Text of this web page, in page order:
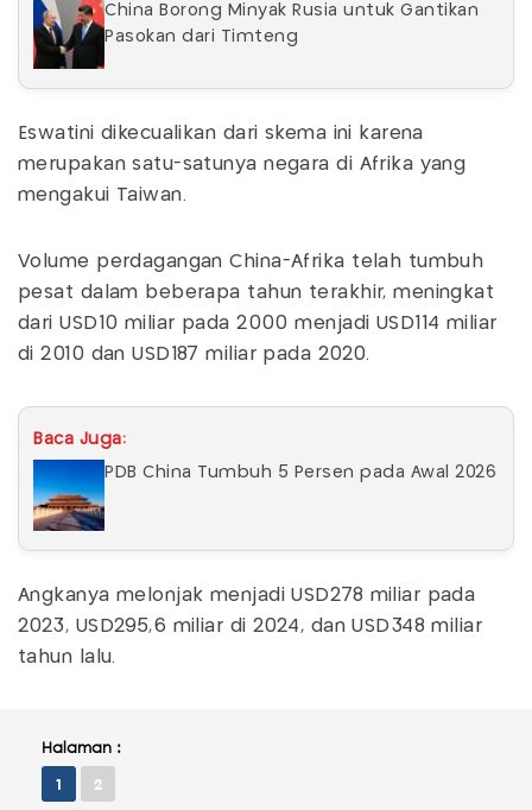
China Borong Minyak Rusia untuk Gantikan
Pasokan dari Timteng
Eswatini dikecualikan dari skema ini karena
merupakan satu-satunya negara di Afrika yang
mengakui Taiwan.
Volume perdagangan China-Afrika telah tumbuh
pesat dalam beberapa tahun terakhir, meningkat
dari USD10 miliar pada 2000 menjadi USD114 miliar
di 2010 dan USD187 miliar pada 2020.
Baca Juga:
PDB China Tumbuh 5 Persen pada Awal 2026
Angkanya melonjak menjadi USD278 miliar pada
2023, USD295,6 miliar di 2024, dan USD348 miliar
tahun lalu.
Halaman :
1 2